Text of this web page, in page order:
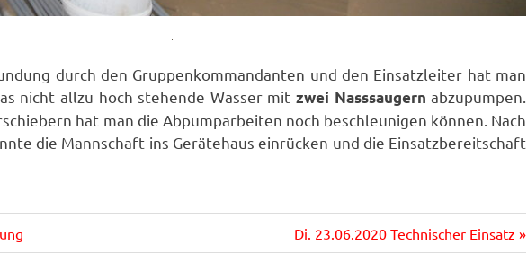
durch den Gruppenkommandanten und den Einsatzleiter hat man
nicht allzu hoch stehende Wasser mit zwei Nasssaugern abzupumpen.
hat man die Abpumparbeiten noch beschleunigen können. Nach
die Mannschaft ins Gerätehaus einrücken und die Einsatzbereitschaft
Nächster
Beitrag:
Di. 23.06.2020 Technischer Einsatz